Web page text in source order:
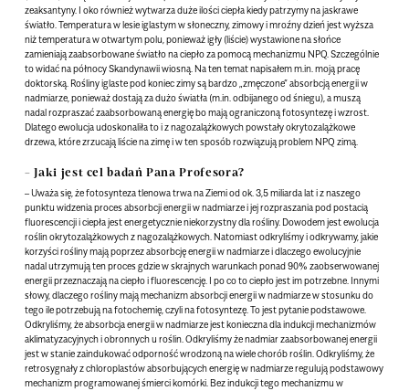
zeaksantyny. I oko również wytwarza duże ilości ciepła kiedy patrzymy na jaskrawe
światło. Temperatura w lesie iglastym w słoneczny, zimowy i mroźny dzień jest wyższa
niż temperatura w otwartym polu, ponieważ igły (liście) wystawione na słońce
zamieniają zaabsorbowane światło na ciepło za pomocą mechanizmu NPQ. Szczególnie
to widać na północy Skandynawii wiosną. Na ten temat napisałem m.in. moją pracę
doktorską. Rośliny iglaste pod koniec zimy są bardzo „zmęczone” absorbcją energii w
nadmiarze, ponieważ dostają za dużo światła (m.in. odbijanego od śniegu), a muszą
nadal rozpraszać zaabsorbowaną energię bo mają ograniczoną fotosyntezę i wzrost.
Dlatego ewolucja udoskonaliła to i z nagozalążkowych powstały okrytozalążkowe
drzewa, które zrzucają liście na zimę i w ten sposób rozwiązują problem NPQ zimą.
– Jaki jest cel badań Pana Profesora?
– Uważa się, że fotosynteza tlenowa trwa na Ziemi od ok. 3,5 miliarda lat i z naszego
punktu widzenia proces absorbcji energii w nadmiarze i jej rozpraszania pod postacią
fluorescencji i ciepła jest energetycznie niekorzystny dla rośliny. Dowodem jest ewolucja
roślin okrytozalążkowych z nagozalążkowych. Natomiast odkryliśmy i odkrywamy, jakie
korzyści rośliny mają poprzez absorbcję energii w nadmiarze i dlaczego ewolucyjnie
nadal utrzymują ten proces gdzie w skrajnych warunkach ponad 90% zaobserwowanej
energii przeznaczają na ciepło i fluorescencję. I po co to ciepło jest im potrzebne. Innymi
słowy, dlaczego rośliny mają mechanizm absorbcji energii w nadmiarze w stosunku do
tego ile potrzebują na fotochemię, czyli na fotosyntezę. To jest pytanie podstawowe.
Odkryliśmy, że absorbcja energii w nadmiarze jest konieczna dla indukcji mechanizmów
aklimatyzacyjnych i obronnych u roślin. Odkryliśmy że nadmiar zaabsorbowanej energii
jest w stanie zaindukować odporność wrodzoną na wiele chorób roślin. Odkryliśmy, że
retrosygnały z chloroplastów absorbujących energię w nadmiarze regulują podstawowy
mechanizm programowanej śmierci komórki. Bez indukcji tego mechanizmu w